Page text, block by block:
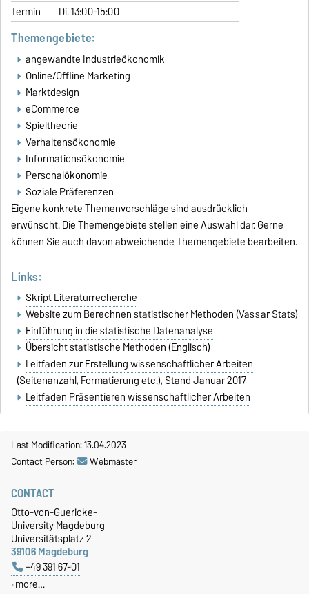
Termin
Di. 13:00-15:00
Themengebiete:
angewandte Industrieökonomik
Online/Offline Marketing
Marktdesign
eCommerce
Spieltheorie
Verhaltensökonomie
Informationsökonomie
Personalökonomie
Soziale Präferenzen
Eigene konkrete Themenvorschläge sind ausdrücklich
erwünscht. Die Themengebiete stellen eine Auswahl dar. Gerne
können Sie auch davon abweichende Themengebiete bearbeiten.
Links:
Skript Literaturrecherche
Website zum Berechnen statistischer Methoden (Vassar Stats)
Einführung in die statistische Datenanalyse
Übersicht statistische Methoden (Englisch)
Leitfaden zur Erstellung wissenschaftlicher Arbeiten
(Seitenanzahl, Formatierung etc.), Stand Januar 2017
Leitfaden Präsentieren wissenschaftlicher Arbeiten
Last Modification: 13.04.2023
Contact Person:
Webmaster
CONTACT
Otto-von-Guericke-
University Magdeburg
Universitätsplatz 2
39106 Magdeburg
+49 391 67-01
more…